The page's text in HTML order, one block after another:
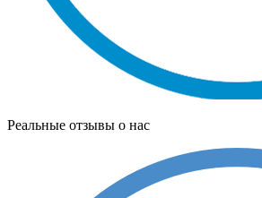
Реальные отзывы о нас